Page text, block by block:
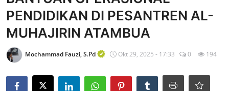
Edukasi ZIS
Contact
Majalah
Gallery
PENDIDIKAN DI PESANTREN AL-
MUHAJIRIN ATAMBUA
Mochammad Fauzi, S.Pd Okt 29, 2025 - 17:33 0 194